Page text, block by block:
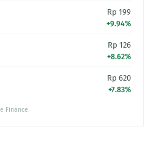
Rp 199
+9.94%
Rp 126
+8.62%
Rp 620
+7.83%
Finance